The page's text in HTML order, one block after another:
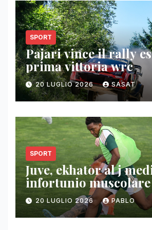
SPORT
Pajari vince il rally
prima vittoria wrc
20 LUGLIO 2026 SASAT
SPORT
Juve, ekhator al j
infortunio muscolare
20 LUGLIO 2026 PABLO